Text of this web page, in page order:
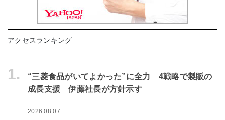
アクセスランキング
1.
“三菱食品がいてよかった”に全力 4戦略で製販の
成長支援 伊藤社長が方針示す
2026.08.07